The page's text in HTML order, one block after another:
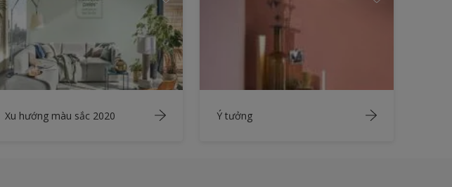
Xu hướng màu sắc 2020 Ý tưởng